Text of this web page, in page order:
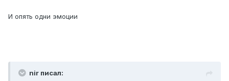
И опять одни эмоции
nir писал: